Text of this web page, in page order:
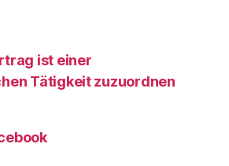
ist einer
Tätigkeit zuzuordnen